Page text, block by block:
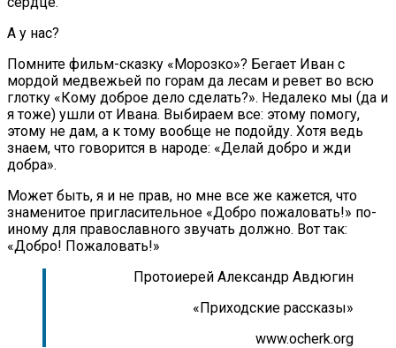
А у нас?
Помните фильм-сказку «Морозко»? Бегает Иван с
мордой медвежьей по горам да лесам и ревет во всю
глотку «Кому доброе дело сделать?». Недалеко мы (да и
я тоже) ушли от Ивана. Выбираем все: это­му помогу,
этому не дам, а к тому вообще не подой­ду. Хотя ведь
знаем, что говорится в народе: «Делай добро и жди
добра».
Может быть, я и не прав, но мне все же кажется, что
знаменитое пригласительное «Добро пожало­вать!» по-
иному для православного звучать должно. Вот так:
«Добро! Пожаловать!»
Протоиерей Александр Авдюгин
«Приходские рассказы»
www.ocherk.org